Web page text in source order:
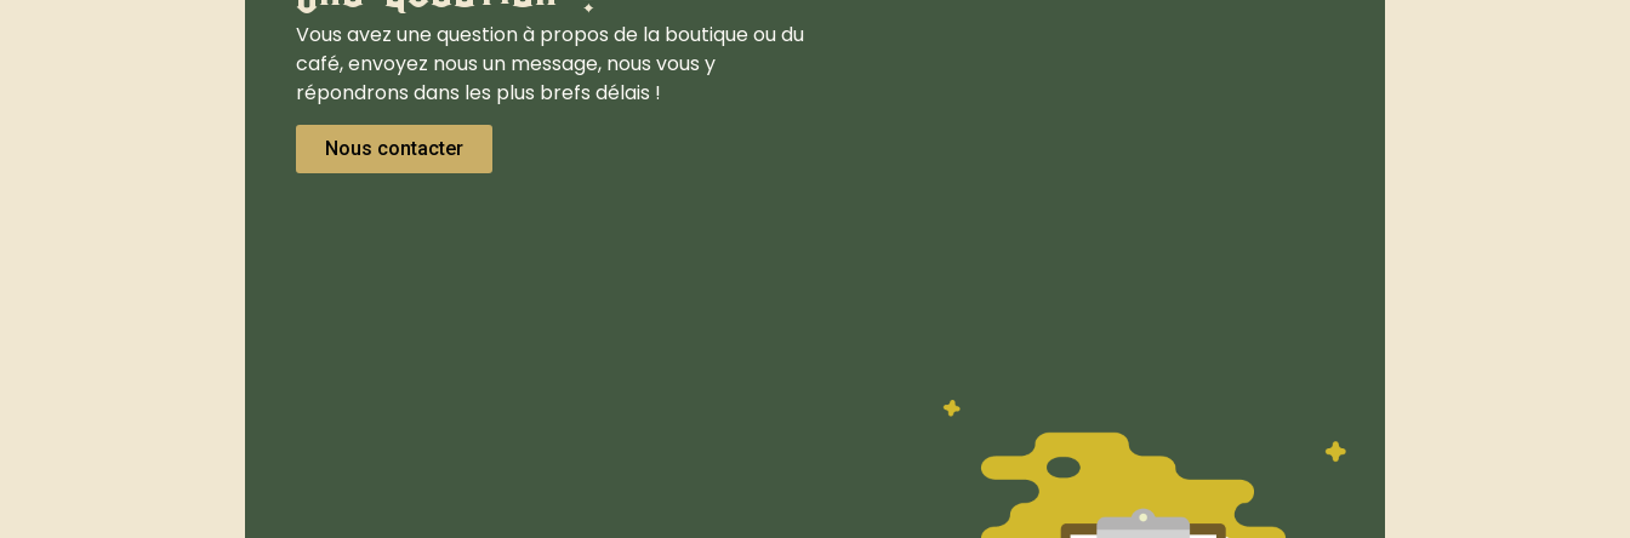
Vous avez une question à propos de la boutique ou du
café, envoyez nous un message, nous vous y
répondrons dans les plus brefs délais !
Nous contacter